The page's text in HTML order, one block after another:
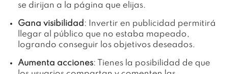
se dirijan a la página que elijas.
Gana visibilidad : Invertir en publicidad permitirá
llegar al público que no estaba mapeado,
logrando conseguir los objetivos deseados.
Aumenta acciones: Tienes la posibilidad de que